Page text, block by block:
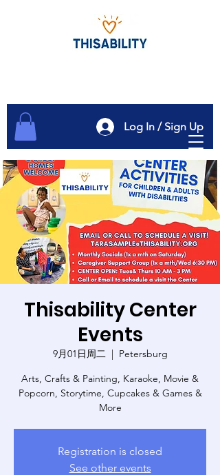
Log In / Sign Up
Thisability Center
Events
9月01日周二
  |
Petersburg
Arts, Crafts & Painting, Karaoke, Movie &
Popcorn, Storytime, Cupcakes & Games &
More
Registration is closed
See other events